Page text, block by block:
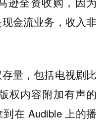
金流业务，收入非
量，包括电视剧比
权内容附加有声的
在 Audible 上的播